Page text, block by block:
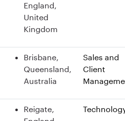
England,
United
Kingdom
Brisbane,
Queensland,
Australia
Sales and
Client
Reigate,